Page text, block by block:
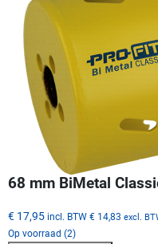
68 mm BiMetal
€ 17,95 incl. BTW € 14,83 excl.
Op voorraad (2)